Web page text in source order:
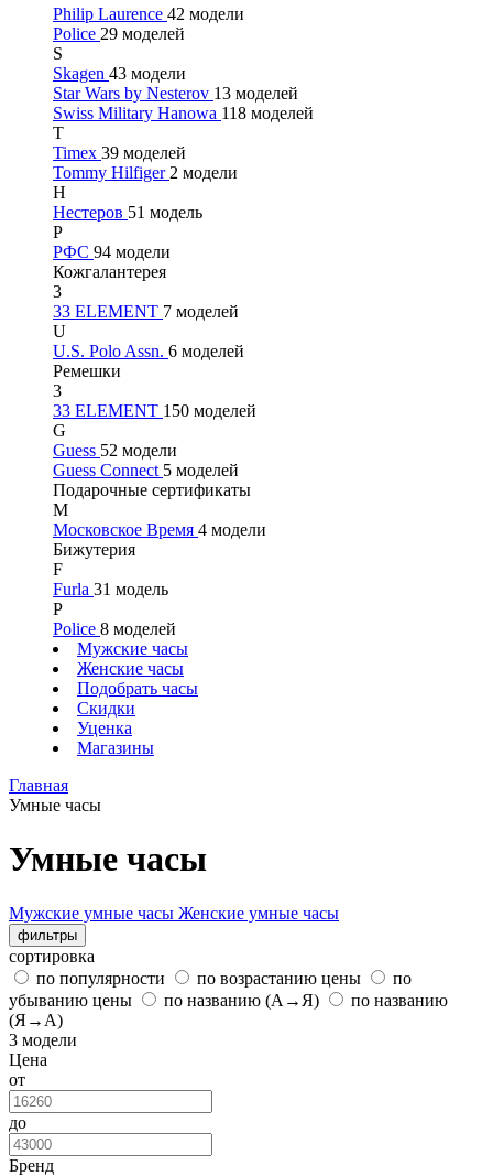
Philip Laurence 42 модели
Police 29 моделей
S
Skagen 43 модели
Star Wars by Nesterov 13 моделей
Swiss Military Hanowa 118 моделей
T
Timex 39 моделей
Tommy Hilfiger 2 модели
Н
Нестеров 51 модель
Р
РФС 94 модели
Кожгалантерея
3
33 ELEMENT 7 моделей
U
U.S. Polo Assn. 6 моделей
Ремешки
3
33 ELEMENT 150 моделей
G
Guess 52 модели
Guess Connect 5 моделей
Подарочные сертификаты
М
Московское Время 4 модели
Бижутерия
F
Furla 31 модель
P
Police 8 моделей
Мужские часы
Женские часы
Подобрать часы
Скидки
Уценка
Магазины
Главная
Умные часы
Умные часы
Мужские умные часы Женские умные часы
фильтры
сортировка
по популярности
по возрастанию цены
по
убыванию цены
по названию (А→Я)
по названию
(Я→А)
3 модели
Цена
от
до
Бренд